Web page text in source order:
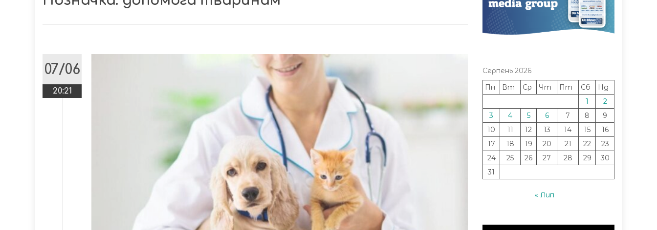
07/06
20:21
Серпень 2026
Пн
Вт Ср Чт Пт Сб
Нд
1
2
3
4 5 6 7 8
9
10
11 12 13 14 15
16
17
18 19 20 21 22
23
24
25 26 27 28 29
30
31
« Лип